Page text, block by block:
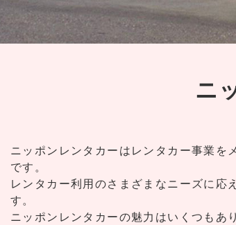
ニ
ニッポンレンタカーはレンタカー事業を
です。
レンタカー利用のさまざまなニーズに応
す。
ニッポンレンタカーの魅力はいくつもあ